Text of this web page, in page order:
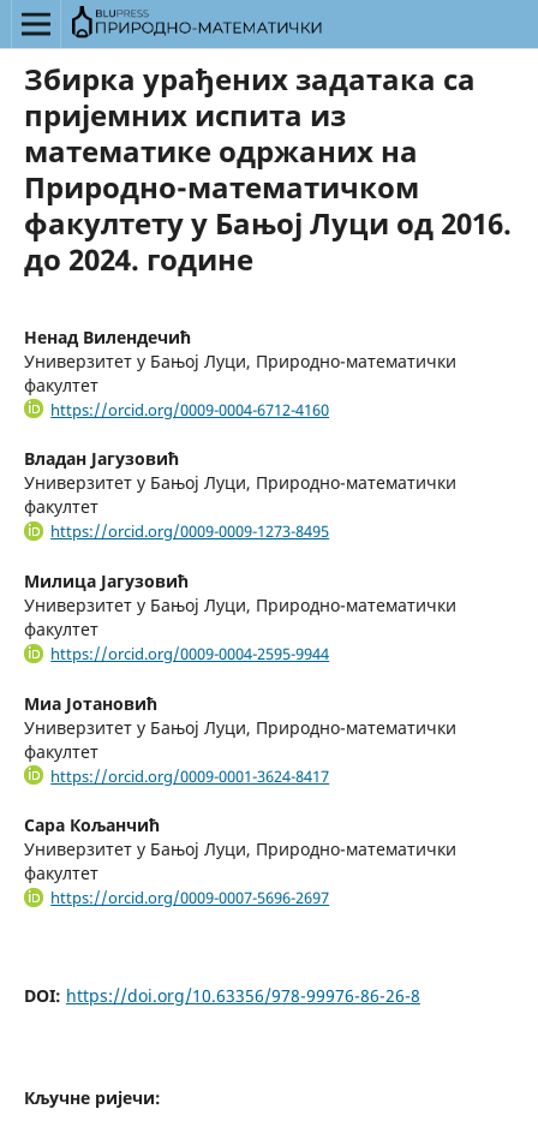
Збирка урађених задатака са
пријемних испита из
математике одржаних на
Природно-математичком
факултету у Бањој Луци од 2016.
до 2024. године
Ненад Вилендечић
Универзитет у Бањој Луци, Природно-математички
факултет
https://orcid.org/0009-0004-6712-4160
Владан Јагузовић
Универзитет у Бањој Луци, Природно-математички
факултет
https://orcid.org/0009-0009-1273-8495
Милица Јагузовић
Универзитет у Бањој Луци, Природно-математички
факултет
https://orcid.org/0009-0004-2595-9944
Миа Јотановић
Универзитет у Бањој Луци, Природно-математички
факултет
https://orcid.org/0009-0001-3624-8417
Сара Кољанчић
Универзитет у Бањој Луци, Природно-математички
факултет
https://orcid.org/0009-0007-5696-2697
DOI: https://doi.org/10.63356/978-99976-86-26-8
Кључне ријечи: